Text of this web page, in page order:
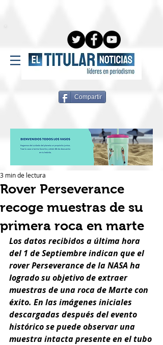
Compartir
Rover Perseverance
recoge muestras de su
primera roca en marte
3 min de lectura
Los datos recibidos a última hora
del 1 de Septiembre indican que el
rover Perseverance de la NASA ha
logrado su objetivo de extraer
muestras de una roca de Marte con
éxito. En las imágenes iniciales
descargadas después del evento
histórico se puede observar una
muestra intacta presente en el tubo